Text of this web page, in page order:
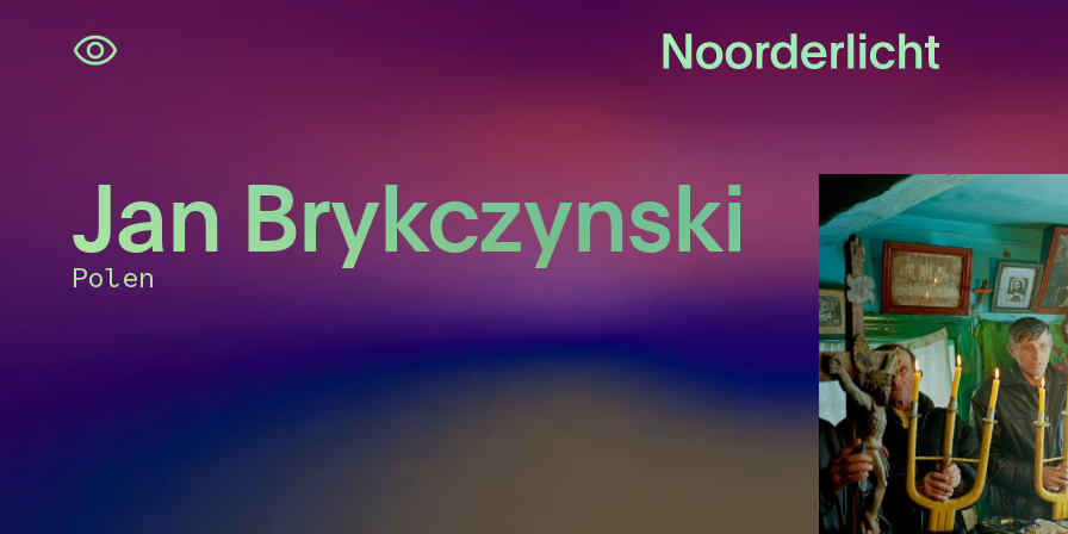
Navigatie
overslaan
Jan Brykczynski
Polen